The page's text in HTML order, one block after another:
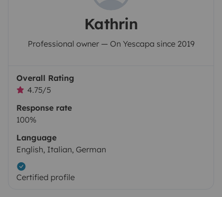
Kathrin
Professional owner — On Yescapa since 2019
Overall Rating
4.75/5
Response rate
100%
Language
English, Italian, German
Certified profile